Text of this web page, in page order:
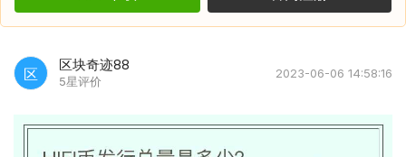
区 区块奇迹88
5星评价
2023-06-06 14:58:16